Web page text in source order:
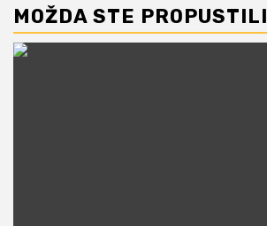
MOŽDA STE PROPUSTILI